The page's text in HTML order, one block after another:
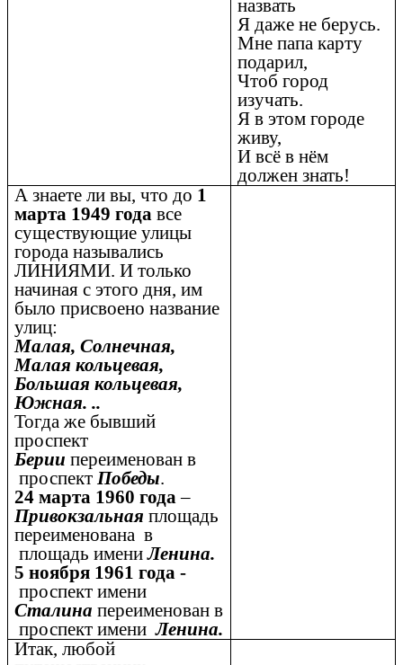
назвать
Я даже не берусь.
Мне папа карту
подарил,
Чтоб город
изучать.
Я в этом городе
живу,
И всё в нём
должен знать!
А знаете ли вы, что до 1
марта 1949 годавсе
существующие улицы
города назывались
ЛИНИЯМИ. И только
начиная с этого дня, им
было присвоено название
улиц:
Малая, Солнечная,
Малая кольцевая,
Большая кольцевая,
Южная. ..
Тогда же бывший
проспект
Берии переименован в
проспектПобеды.
24 марта 1960 года–
Привокзальная площадь
переименована в
площадь имениЛенина.
5 ноября 1961 года -
проспект имени
Сталинапереименован в
проспект имениЛенина.
Итак, любой